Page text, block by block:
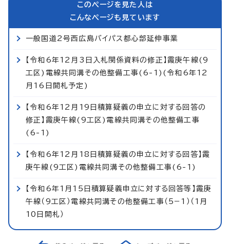
このページを見た人は
こんなページも見ています
一般国道2号西広島バイパス都心部延伸事業
【令和6年12月3日入札関係資料の修正】霞庚午線(9
工区)電線共同溝その他整備工事(6-1)(令和6年12
月16日開札予定)
【令和6年12月19日積算疑義の申立に対する回答の
修正】霞庚午線(9工区)電線共同溝その他整備工事
(6-1)
【令和6年12月18日積算疑義の申立に対する回答】霞
庚午線(9工区)電線共同溝その他整備工事(6-1)
【令和6年1月15日積算疑義申立に対する回答等】霞庚
午線（9工区）電線共同溝その他整備工事（5−1）（1月
10日開札）